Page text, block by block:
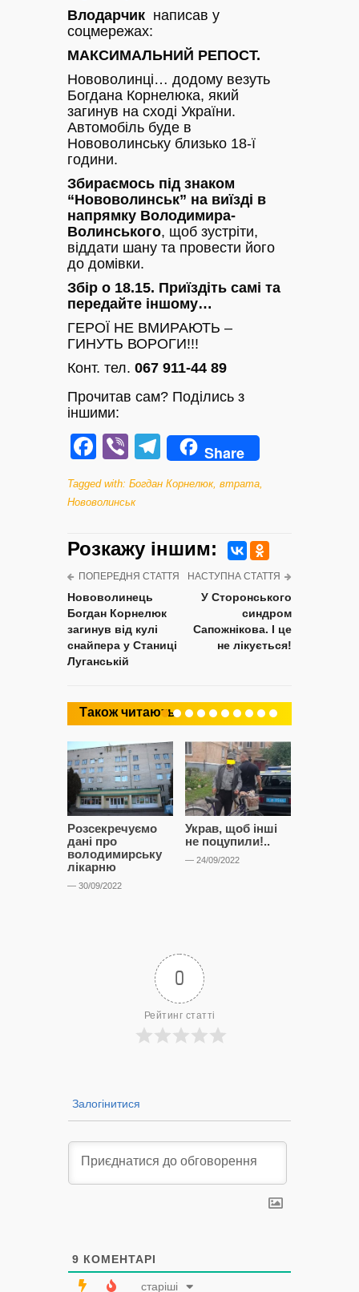
Влодарчик написав у
соцмережах:
МАКСИМАЛЬНИЙ РЕПОСТ.
Нововолинці… додому везуть
Богдана Корнелюка, який
загинув на сході України.
Автомобіль буде в
Нововолинську близько 18-ї
години.
Збираємось під знаком
“Нововолинськ” на виїзді в
напрямку Володимира-
Волинського, щоб зустріти,
віддати шану та провести його
до домівки.
Збір о 18.15. Приїздіть самі та
передайте іншому…
ГЕРОЇ НЕ ВМИРАЮТЬ –
ГИНУТЬ ВОРОГИ!!!
Конт. тел. 067 911-44 89
Прочитав сам? Поділись з
іншими:
Facebook
ViberTelegram
Share
Tagged with: Богдан Корнелюк, втрата
Нововолинськ
Розкажу iншим:
ПОПЕРЕДНЯ СТАТТЯ
Нововолинець
Богдан Корнелюк
загинув від кулі
снайпера у Станиці
Луганській
НАСТУПНА СТАТТЯ
У Сторонського
синдром
Сапожнікова. І це
не лікується!
Також читають
Розсекречуємо
дані про
володимирську
лікарню
— 30/09/2022
Украв, щоб інші
не поцупили!..
— 24/09/2022
0
Рейтинг статті
Залогінитися
9 КОМЕНТАРІ
старіші